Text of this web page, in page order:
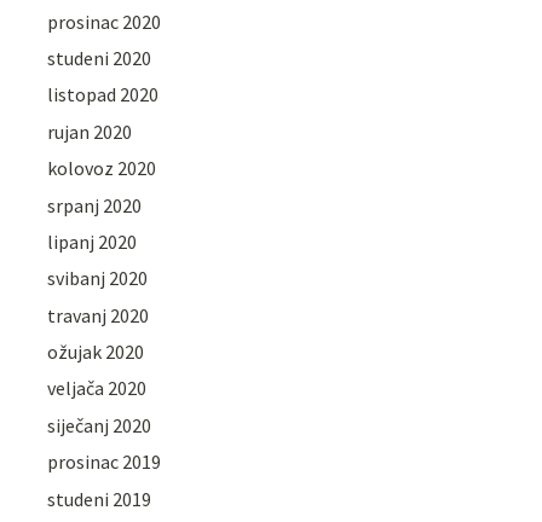
prosinac 2020
studeni 2020
listopad 2020
rujan 2020
kolovoz 2020
srpanj 2020
lipanj 2020
svibanj 2020
travanj 2020
ožujak 2020
veljača 2020
siječanj 2020
prosinac 2019
studeni 2019